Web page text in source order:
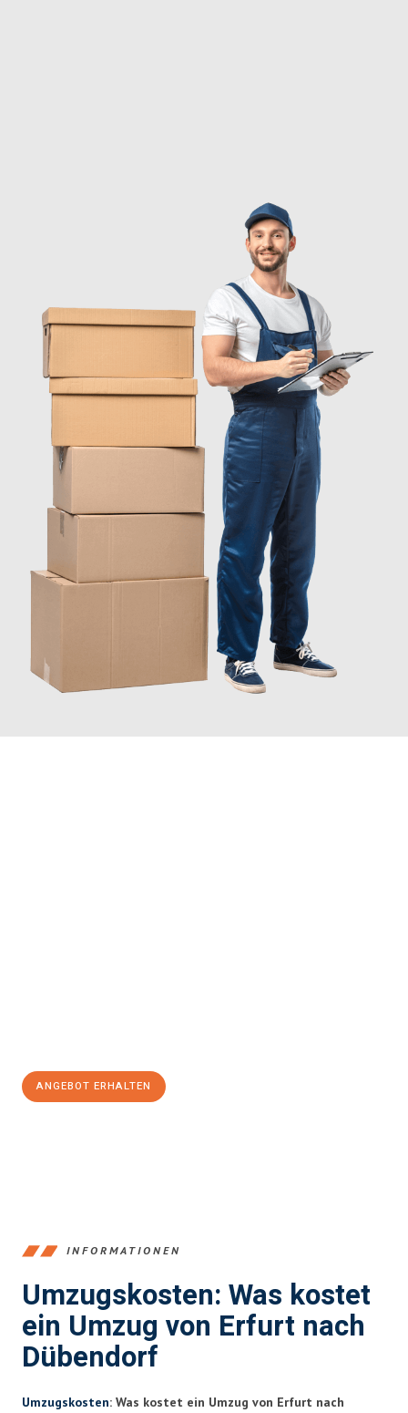
ANGEBOT ERHALTEN
INFORMATIONEN
Umzugskosten: Was kostet
ein Umzug von Erfurt nach
Dübendorf
Umzugskosten: Was kostet ein Umzug von Erfurt nach